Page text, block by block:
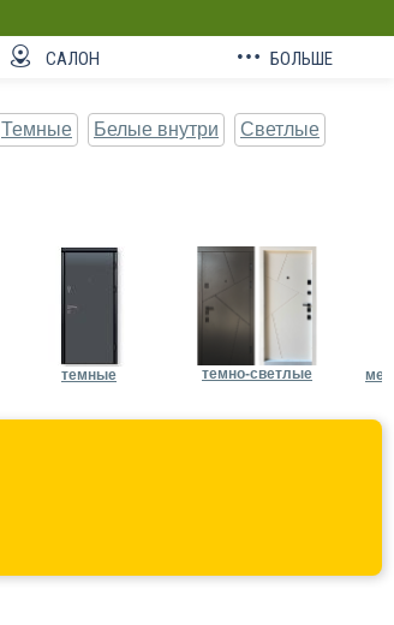
САЛОН БОЛЬШЕ
Темные Белые внутри Светлые
темные темно-светлые